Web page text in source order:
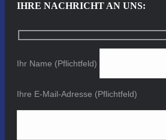
IHRE NACHRICHT AN UNS:
Ihr Name (Pflichtfeld)
Ihre E-Mail-Adresse (Pflichtfeld)